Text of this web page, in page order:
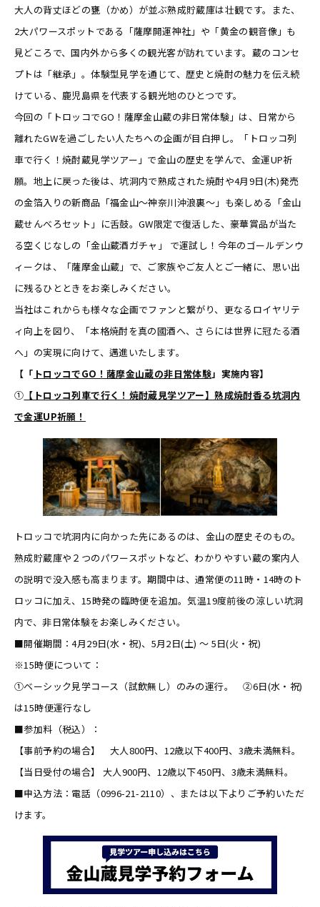
大人の背丈ほどの甕（かめ）が並ぶ熟成貯蔵庫は壮観です。また、
2大パワースポットである「薩摩開運神社」や「黄金の観音像」も
見どころで、国内外から多くの観光客が訪れています。蔵のコンセ
プトは「継承」。体験型見学を通じて、歴史と焼酎の魅力を伝え続
けている、鹿児島県を代表する観光地のひとつです。
今回の「トロッコでGO！薩摩金山蔵の非日常体験」は、日常から
離れたGWを過ごしたい人たちへの企画が目白押し。「トロッコ列
車で行く！焼酎蔵見学ツアー」で金山の歴史を学んで、金運UP祈
願。地上に戻った後は、坑洞内で熟成された焼酎や4月9日(木)発売
の金箔入りの新商品「福金山～神奈川沖浪裏～」も楽しめる「金山
蔵せんべろセット」に舌鼓。GW限定で復活した、豪華賞品が当た
る空くじなしの「金山蔵酒ガチャ」 で運試し！今年のゴールデンウ
ィークは、「薩摩金山蔵」で、ご家族やご友人とご一緒に、思い出
に残るひとときをお楽しみください。
当社はこれからも様々な企画でファンと繋がり、更なるロイヤリテ
ィ向上を図り、「本格焼酎を真の國酒へ、さらには世界に冠たる酒
へ」の実現に向けて、邁進いたします。
【「 トロッコでGO！薩摩金山蔵の非日常体験」実施内容】
① 【トロッコ列車で行く！焼酎蔵見学ツアー】熟成焼酎香る坑洞内
で金運UP祈願！
トロッコで坑洞内に向かった先にあるのは、金山の歴史そのもの。
熟成貯蔵庫や２つのパワースポットなど、わかりやすい蔵の案内人
の説明で没入感も高まります。期間中は、通常便の11時・14時のト
ロッコに加え、15時発の臨時便を追加。気温19度前後の涼しい坑洞
内で、非日常体験をお楽しみください。
■開催期間：4月29日(水・祝)、5月2日(土) ～ 5日(火・祝)
※15時便について：
①ベーシック見学コース（試飲無し）のみの運行。 ②6日(水・祝)
は15時便運行なし
■参加料（税込）：
【事前予約の場合】 大人800円、12歳以下400円、3歳未満無料。
【当日受付の場合】 大人900円、12歳以下450円、3歳未満無料。
■申込方法：電話（0996-21-2110）、または以下よりご予約いただ
けます。